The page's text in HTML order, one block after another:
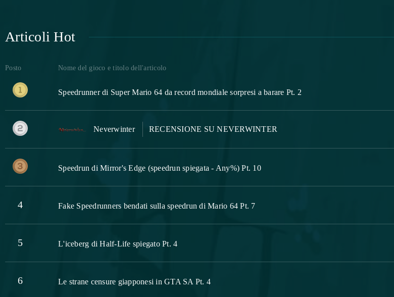
Articoli Hot
Posto Nome del gioco e titolo dell'articolo
Speedrunner di Super Mario 64 da record mondiale sorpresi a barare Pt. 2
Neverwinter RECENSIONE SU NEVERWINTER
Speedrun di Mirror's Edge (speedrun spiegata - Any%) Pt. 10
4 Fake Speedrunners bendati sulla speedrun di Mario 64 Pt. 7
5 L'iceberg di Half-Life spiegato Pt. 4
6 Le strane censure giapponesi in GTA SA Pt. 4